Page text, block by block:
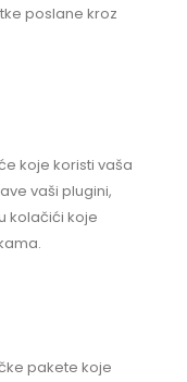
poslane kroz
koje koristi vaša
vaši plugini,
kolačići koje
pakete koje